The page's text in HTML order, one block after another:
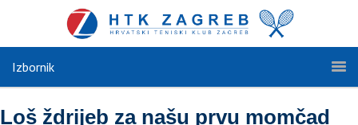
Izbornik
Loš ždrijeb za našu prvu momčad